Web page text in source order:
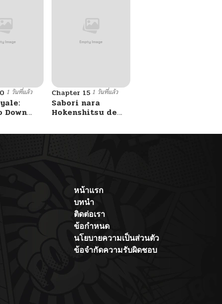
1 วันที่แล้ว
Down
Chapter 15 1 วันที่แล้ว
Sabori nara
Hokenshitsu de
หน้าแรก
บทนำ
ติดต่อเรา
ข้อกำหนด
นโยบายความเป็นส่วนตัว
ข้อจำกัดความรับผิดชอบ